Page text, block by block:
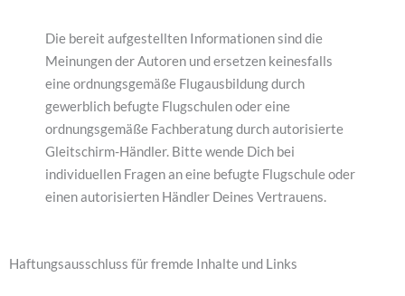
Die bereit aufgestellten Informationen sind die
Meinungen der Autoren und ersetzen keinesfalls
eine ordnungsgemäße Flugausbildung durch
gewerblich befugte Flugschulen oder eine
ordnungsgemäße Fachberatung durch autorisierte
Gleitschirm-Händler. Bitte wende Dich bei
individuellen Fragen an eine befugte Flugschule oder
einen autorisierten Händler Deines Vertrauens.
Haftungsausschluss für fremde Inhalte und Links